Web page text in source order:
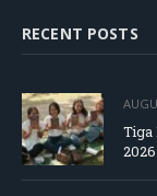
RECENT POSTS
Tiga
2026